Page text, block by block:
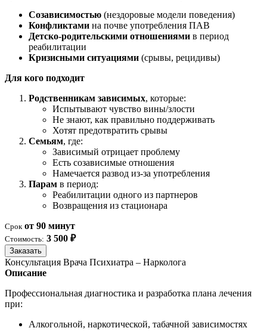
Созависимостью (нездоровые модели поведения)
Конфликтами на почве употребления ПАВ
Детско-родительскими отношениями в период
реабилитации
Кризисными ситуациями (срывы, рецидивы)
Для кого подходит
Родственникам зависимых, которые:
Испытывают чувство вины/злости
Не знают, как правильно поддерживать
Хотят предотвратить срывы
Семьям, где:
Зависимый отрицает проблему
Есть созависимые отношения
Намечается развод из-за употребления
Парам в период:
Реабилитации одного из партнеров
Возвращения из стационара
Срок от 90 минут
Стоимость: 3 500 ₽
Заказать
Консультация Врача Психиатра – Нарколога
Описание
Профессиональная диагностика и разработка плана лечения
при:
Алкогольной, наркотической, табачной зависимостях